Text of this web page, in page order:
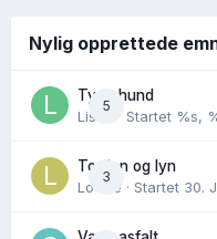
Nylig opprettede
5
Tynn hund
Lisen
· Startet %s,
3
Torden og lyn
Lovise · Startet 30.